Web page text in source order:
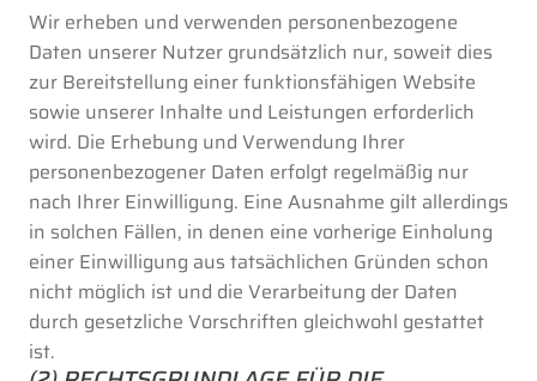
Wir erheben und verwenden personenbezogene
Daten unserer Nutzer grundsätzlich nur, soweit dies
zur Bereitstellung einer funktionsfähigen Website
sowie unserer Inhalte und Leistungen erforderlich
wird. Die Erhebung und Verwendung Ihrer
personenbezogener Daten erfolgt regelmäßig nur
nach Ihrer Einwilligung. Eine Ausnahme gilt allerdings
in solchen Fällen, in denen eine vorherige Einholung
einer Einwilligung aus tatsächlichen Gründen schon
nicht möglich ist und die Verarbeitung der Daten
durch gesetzliche Vorschriften gleichwohl gestattet
ist.